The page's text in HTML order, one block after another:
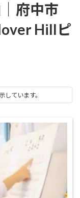
府中市
Hillピ
ています。